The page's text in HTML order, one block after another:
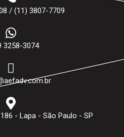
/ (11) 3807-7709
3258-3074
- Lapa - São Paulo - SP